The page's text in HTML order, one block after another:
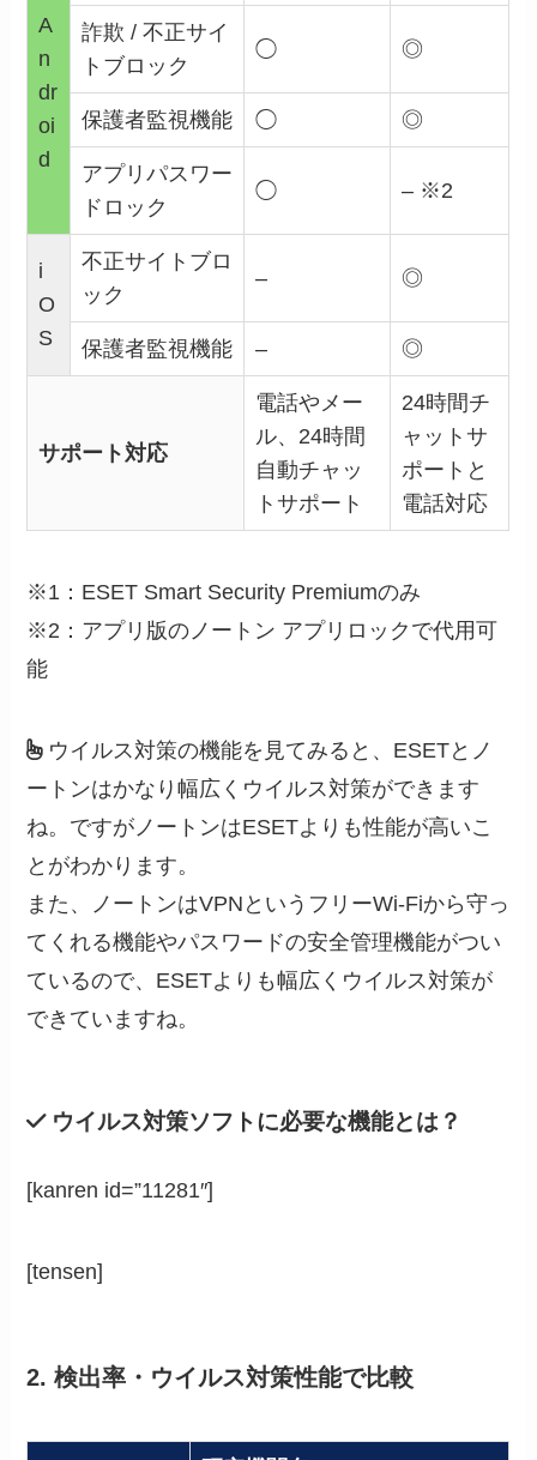
A
n
dr
oi
d
詐欺 / 不正サイ
トブロック
◯ ◎
保護者監視機能 ◯ ◎
アプリパスワー
ドロック
◯ – ※2
i
O
S
不正サイトブロ
ック
– ◎
保護者監視機能 – ◎
サポート対応
電話やメー
ル、24時間
自動チャッ
トサポート
24時間チ
ャットサ
ポートと
電話対応
※1： ESET Smart Security Premiumのみ
※2： アプリ版のノートン アプリロックで代用可
能
ウイルス対策の機能を見てみると、ESETとノ
ートンはかなり幅広くウイルス対策ができます
ね。ですがノートンはESETよりも性能が高いこ
とがわかります。
また、ノートンはVPNというフリーWi-Fiから守っ
てくれる機能やパスワードの安全管理機能がつい
ているので、ESETよりも幅広くウイルス対策が
できていますね。
ウイルス対策ソフトに必要な機能とは？
[kanren id=”11281″]
[tensen]
2. 検出率・ウイルス対策性能で比較